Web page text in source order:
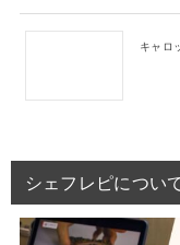
キャロ
シェフレピについ